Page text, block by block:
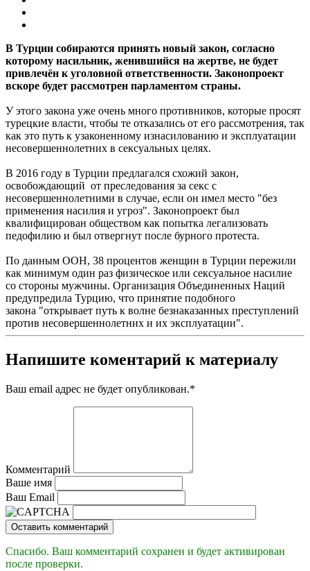
В Турции собираются принять новый закон, согласно
которому насильник, женившийся на жертве, не будет
привлечён к уголовной ответственности. Законопроект
вскоре будет рассмотрен парламентом страны.
У этого закона уже очень много противников, которые просят
турецкие власти, чтобы те отказались от его рассмотрения, так
как это путь к узаконенному изнасилованию и эксплуатации
несовершеннолетних в сексуальных целях.
В 2016 году в Турции предлагался схожий закон,
освобождающий от преследования за секс с
несовершеннолетними в случае, если он имел место "без
применения насилия и угроз". Законопроект был
квалифицирован обществом как попытка легализовать
педофилию и был отвергнут после бурного протеста.
По данным ООН, 38 процентов женщин в Турции пережили
как минимум один раз физическое или сексуальное насилие
со стороны мужчины. Организация Объединенных Наций
предупредила Турцию, что принятие подобного
закона "открывает путь к волне безнаказанных преступлений
против несовершеннолетних и их эксплуатации".
Напишите коментарий к материалу
Ваш email адрес не будет опубликован.*
Комментарий
Ваше имя
Ваш Email
Оставить комментарий
Спасибо. Ваш комментарий сохранен и будет активирован
после проверки.